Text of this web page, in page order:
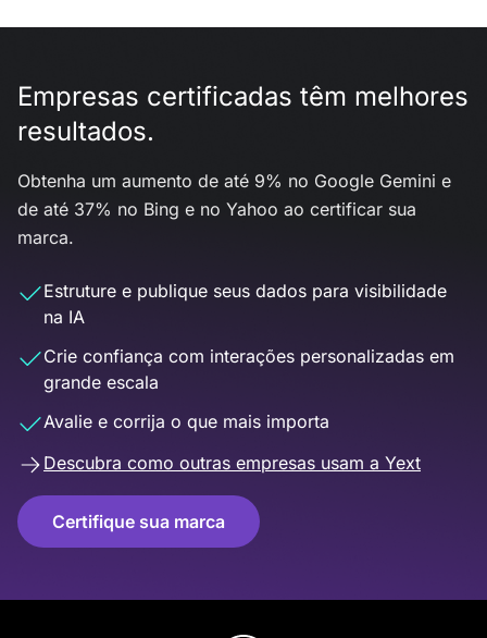
Empresas certificadas têm melhores
resultados.
Obtenha um aumento de até 9% no Google Gemini e
de até 37% no Bing e no Yahoo ao certificar sua
marca.
Estruture e publique seus dados para visibilidade
na IA
Crie confiança com interações personalizadas em
grande escala
Avalie e corrija o que mais importa
Descubra como outras empresas usam a Yext
Certifique sua marca